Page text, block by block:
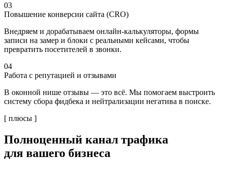
03
Повышение конверсии сайта (CRO)
Внедряем и дорабатываем онлайн-калькуляторы, формы
записи на замер и блоки с реальными кейсами, чтобы
превратить посетителей в звонки.
04
Работа с репутацией и отзывами
В оконной нише отзывы — это всё. Мы помогаем выстроить
систему сбора фидбека и нейтрализации негатива в поиске.
[ плюсы ]
Полноценный канал трафика
для вашего бизнеса